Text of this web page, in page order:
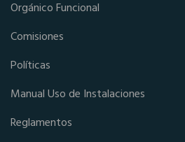
Orgánico Funcional
Comisiones
Políticas
Manual Uso de Instalaciones
Reglamentos